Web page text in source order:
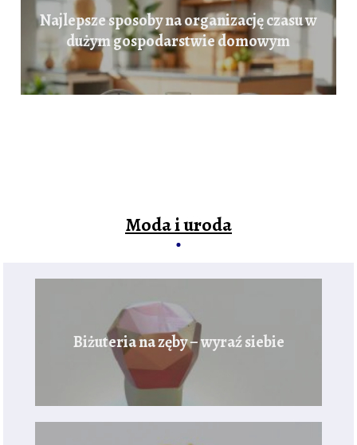
Najlepsze sposoby na organizację czasu w
dużym gospodarstwie domowym
Moda i uroda
Biżuteria na zęby – wyraź siebie